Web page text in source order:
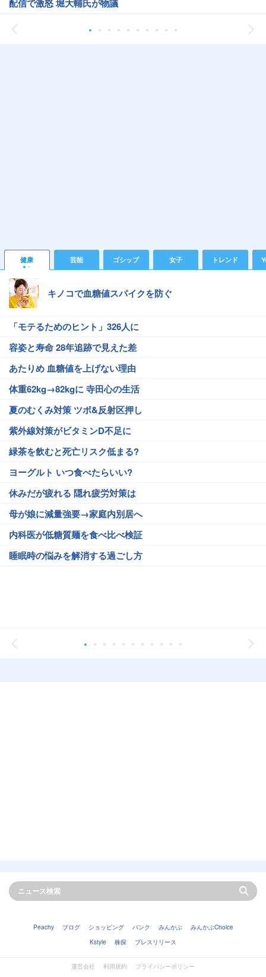
配信で激怒 堀大輔氏が物議
健康 芸能 ゴシップ 女子 トレンド
キノコで血糖値スパイクを防ぐ
「モテるためのヒント」326人に
容姿と寿命 28年追跡で見えた差
あたりめ 血糖値を上げない理由
体重62kg→82kgに 寺田心の生活
夏のむくみ対策 ツボ&反射区押し
紫外線対策がビタミンD不足に
緑茶を飲むと死亡リスク低まる?
ヨーグルト いつ食べたらいい?
休みだが疲れる 隠れ疲労対策は
母が娘に減量強要→家庭内別居へ
内科医が低糖質麺を食べ比べ検証
睡眠時の悩みを解消する過ごし方
Peachy ブログ ショッピング バンク みんかぶ
みんかぶChoice
Kstyle
株探 プレスリリース
運営会社 利用規約 プライバシーポリシー